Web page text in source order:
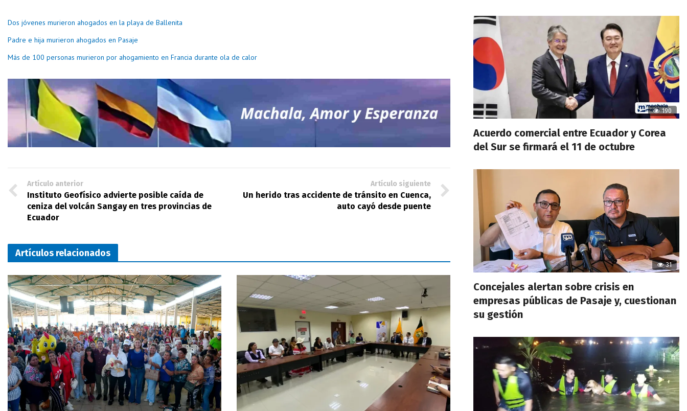
Dos jóvenes murieron ahogados en la playa de Ballenita
Padre e hija murieron ahogados en Pasaje
Más de 100 personas murieron por ahogamiento en Francia durante ola de calor
Artículo anterior
Instituto Geofísico advierte posible caída de
ceniza del volcán Sangay en tres provincias de
Ecuador
Artículo siguiente
Un herido tras accidente de tránsito en Cuenca,
auto cayó desde puente
Artículos relacionados
190
Acuerdo comercial entre Ecuador y Corea
del Sur se firmará el 11 de octubre
31
Concejales alertan sobre crisis en
empresas públicas de Pasaje y, cuestionan
su gestión